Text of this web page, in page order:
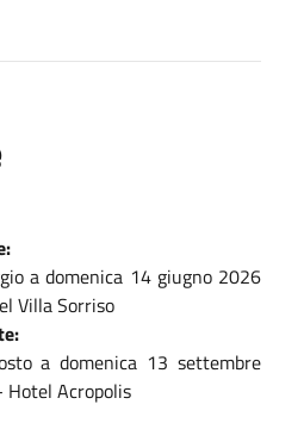
a domenica 14 giugno 2026
Villa Sorriso
a domenica 13 settembre
Hotel Acropolis